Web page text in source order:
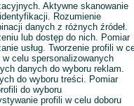
Aktywne skanowanie
Rozumienie
danych z różnych źródeł.
lub dostęp do nich. Pomiar
usług. Tworzenie profili w
celu spersonalizowanych
danych do wyboru reklam.
do wyboru treści. Pomiar
do wyboru
profili w celu doboru